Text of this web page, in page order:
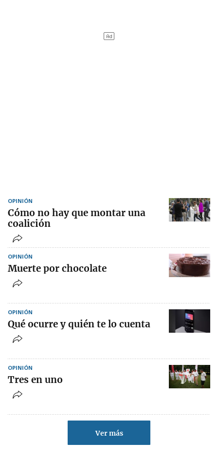
OPINIÓN
Cómo no hay que montar una
coalición
OPINIÓN
Muerte por chocolate
OPINIÓN
Qué ocurre y quién te lo cuenta
OPINIÓN
Tres en uno
Ver más